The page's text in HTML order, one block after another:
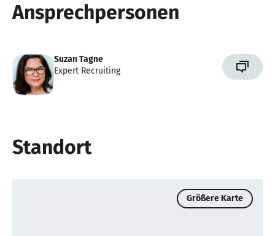
Ansprechpersonen
Suzan Tagne
Expert Recruiting
Standort
Größere Karte